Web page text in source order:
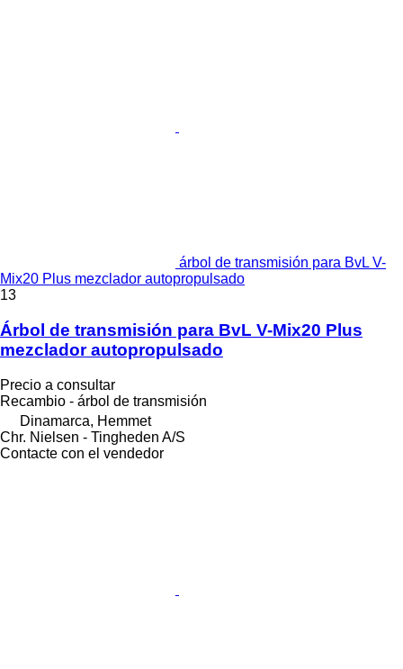
árbol de transmisión para BvL V-
Mix20 Plus mezclador autopropulsado
13
Árbol de transmisión para BvL V-Mix20 Plus
mezclador autopropulsado
Precio a consultar
Recambio - árbol de transmisión
Dinamarca, Hemmet
Chr. Nielsen - Tingheden A/S
Contacte con el vendedor